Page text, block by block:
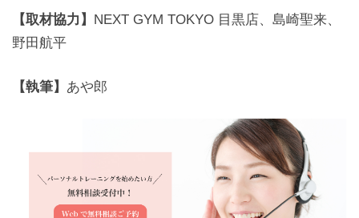
【取材協力】 NEXT GYM TOKYO 目黒店、島崎聖来、
野田航平
【執筆】 あや郎